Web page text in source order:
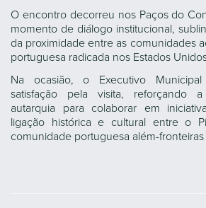
O encontro decorreu nos Paços do
momento de diálogo institucional,
da proximidade entre as comunidades
portuguesa radicada nos Estados
Na ocasião, o Executivo
satisfação pela visita, reforçando
autarquia para colaborar em
ligação histórica e cultural entre o
comunidade portuguesa além-fronteiras